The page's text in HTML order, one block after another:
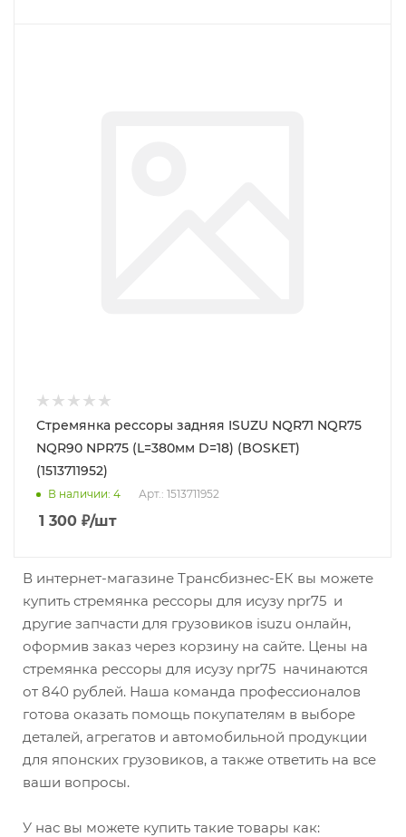
Стремянка рессоры задняя ISUZU NQR71 NQR75
NQR90 NPR75 (L=380мм D=18) (BOSKET)
(1513711952)
В наличии: 4 Арт.: 1513711952
1 300 ₽/шт
В интернет-магазине Трансбизнес-ЕК вы можете
купить стремянка рессоры для исузу npr75 и
другие запчасти для грузовиков isuzu онлайн,
оформив заказ через корзину на сайте. Цены на
стремянка рессоры для исузу npr75 начинаются
от 840 рублей. Наша команда профессионалов
готова оказать помощь покупателям в выборе
деталей, агрегатов и автомобильной продукции
для японских грузовиков, а также ответить на все
ваши вопросы.
У нас вы можете купить такие товары как: